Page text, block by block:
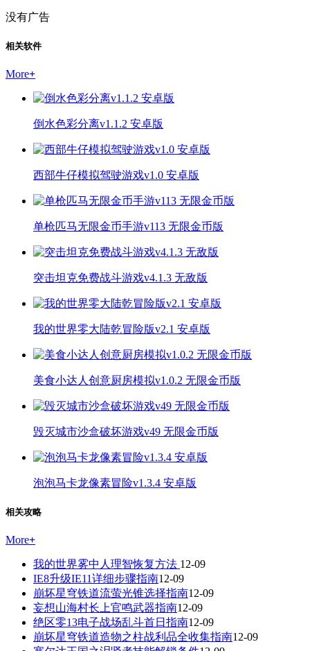
没有广告
相关软件
More+
倒水色彩分离v1.1.2 安卓版
西部牛仔模拟驾驶游戏v1.0 安卓版
单枪匹马无限金币手游v113 无限金币版
突击坦克免费战斗游戏v4.1.3 无敌版
我的世界零大陆乾冒险版v2.1 安卓版
美食小达人创意厨房模拟v1.0.2 无限金币版
毁灭城市沙盒破坏游戏v49 无限金币版
泡泡马卡龙像素冒险v1.3.4 安卓版
相关攻略
More+
我的世界雾中人理智恢复方法 12-09
IE8升级IE11详细步骤指南12-09
崩坏星穹铁道流萤光锥选择指南12-09
妄想山海村长上官鸣武器指南12-09
绝区零13电子战场乱斗首日指南12-09
崩坏星穹铁道造物之柱战利品全收集指南12-09